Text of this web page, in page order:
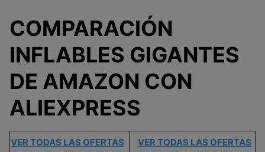
COMPARACIÓN
INFLABLES GIGANTES
DE AMAZON CON
ALIEXPRESS
VER TODAS LAS OFERTAS
VER TODAS LAS OFERTAS